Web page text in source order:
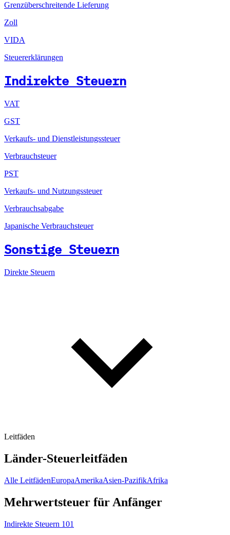
Grenzüberschreitende Lieferung
Zoll
VIDA
Steuererklärungen
Indirekte Steuern
VAT
GST
Verkaufs- und Dienstleistungssteuer
Verbrauchsteuer
PST
Verkaufs- und Nutzungssteuer
Verbrauchsabgabe
Japanische Verbrauchsteuer
Sonstige Steuern
Direkte Steuern
Leitfäden
Länder-Steuerleitfäden
Alle LeitfädenEuropaAmerikaAsien-PazifikAfrika
Mehrwertsteuer für Anfänger
Indirekte Steuern 101